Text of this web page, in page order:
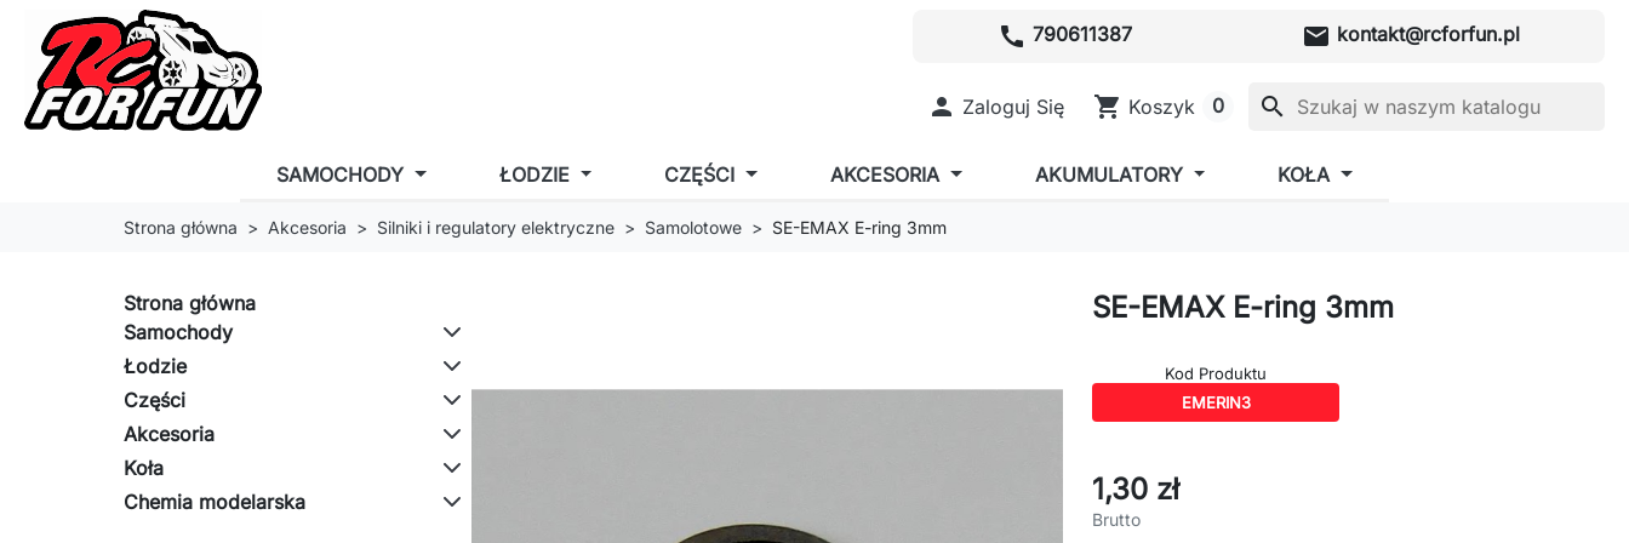
call 790611387 mail kontakt@rcforfun.pl
 Zaloguj Się shopping_cart Koszyk 0 search
SAMOCHODY ŁODZIE CZĘŚCI AKCESORIA AKUMULATORY KOŁA
Strona główna Akcesoria Silniki i regulatory elektryczne Samolotowe SE-EMAX E-ring 3mm
Strona główna
Samochody
Łodzie
Części
Akcesoria
Koła
Chemia modelarska
SE-EMAX E-ring 3mm
Kod Produktu
EMERIN3
1,30 zł
Brutto